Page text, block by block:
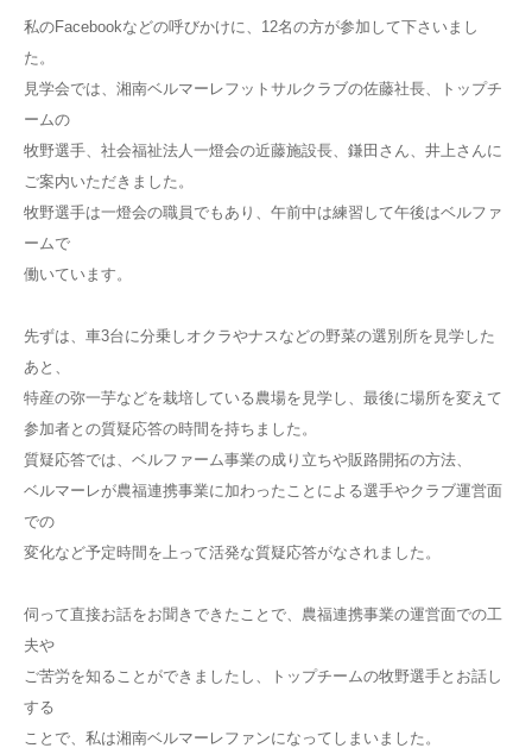
私のFacebookなどの呼びかけに、12名の方が参加して下さいまし
た。
見学会では、湘南ベルマーレフットサルクラブの佐藤社長、トップチ
ームの
牧野選手、社会福祉法人一燈会の近藤施設長、鎌田さん、井上さんに
ご案内いただきました。
牧野選手は一燈会の職員でもあり、午前中は練習して午後はベルファ
ームで
働いています。
先ずは、車3台に分乗しオクラやナスなどの野菜の選別所を見学した
あと、
特産の弥一芋などを栽培している農場を見学し、最後に場所を変えて
参加者との質疑応答の時間を持ちました。
質疑応答では、ベルファーム事業の成り立ちや販路開拓の方法、
ベルマーレが農福連携事業に加わったことによる選手やクラブ運営面
での
変化など予定時間を上って活発な質疑応答がなされました。
伺って直接お話をお聞きできたことで、農福連携事業の運営面での工
夫や
ご苦労を知ることができましたし、トップチームの牧野選手とお話し
する
ことで、私は湘南ベルマーレファンになってしまいました。